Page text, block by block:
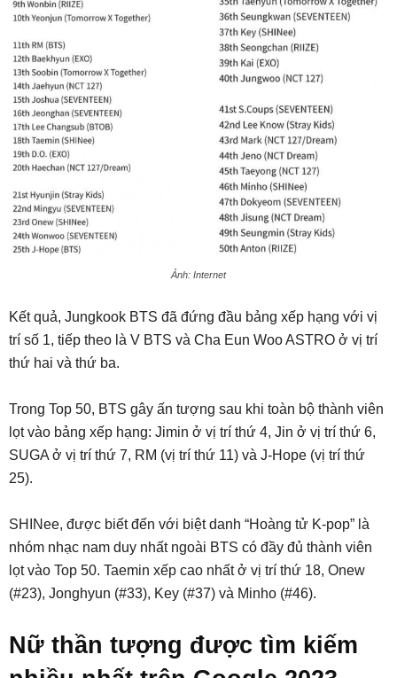
Ảnh: Internet
Kết quả, Jungkook BTS đã đứng đầu bảng xếp hạng với vị
trí số 1, tiếp theo là V BTS và Cha Eun Woo ASTRO ở vị trí
thứ hai và thứ ba.
Trong Top 50, BTS gây ấn tượng sau khi toàn bộ thành viên
lọt vào bảng xếp hạng: Jimin ở vị trí thứ 4, Jin ở vị trí thứ 6,
SUGA ở vị trí thứ 7, RM (vị trí thứ 11) và J-Hope (vị trí thứ
25).
SHINee, được biết đến với biệt danh “Hoàng tử K-pop” là
nhóm nhạc nam duy nhất ngoài BTS có đầy đủ thành viên
lọt vào Top 50. Taemin xếp cao nhất ở vị trí thứ 18, Onew
(#23), Jonghyun (#33), Key (#37) và Minho (#46).
Nữ thần tượng được tìm kiếm